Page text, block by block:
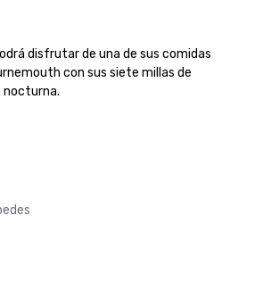
disfrutar de una de sus comidas
con sus siete millas de
nocturna.